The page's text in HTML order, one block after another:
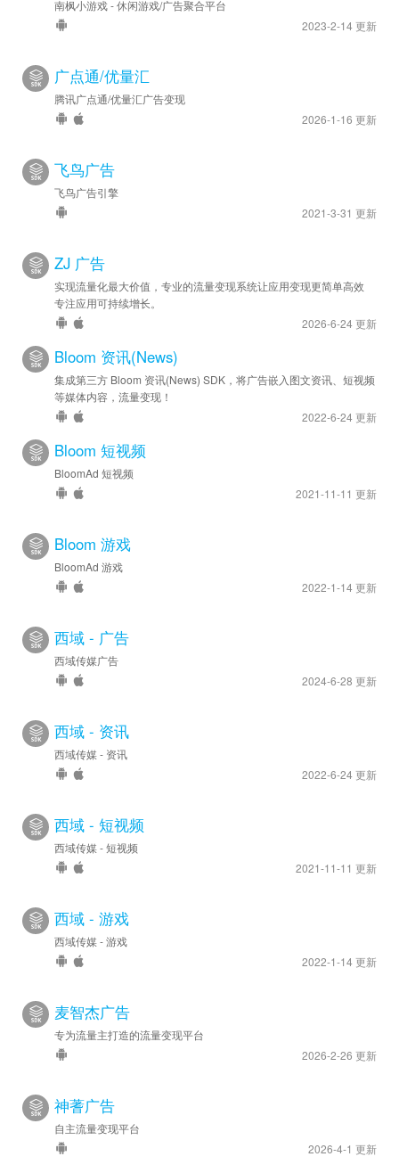
南枫小游戏 - 休闲游戏/广告聚合平台
2023-2-14 更新
广点通/优量汇
腾讯广点通/优量汇广告变现
2026-1-16 更新
飞鸟广告
飞鸟广告引擎
2021-3-31 更新
ZJ 广告
实现流量化最大价值，专业的流量变现系统让应用变现更简单高效
专注应用可持续增长。
2026-6-24 更新
Bloom 资讯(News)
集成第三方 Bloom 资讯(News) SDK，将广告嵌入图文资讯、短视频
等媒体内容，流量变现！
2022-6-24 更新
Bloom 短视频
BloomAd 短视频
2021-11-11 更新
Bloom 游戏
BloomAd 游戏
2022-1-14 更新
西域 - 广告
西域传媒广告
2024-6-28 更新
西域 - 资讯
西域传媒 - 资讯
2022-6-24 更新
西域 - 短视频
西域传媒 - 短视频
2021-11-11 更新
西域 - 游戏
西域传媒 - 游戏
2022-1-14 更新
麦智杰广告
专为流量主打造的流量变现平台
2026-2-26 更新
神蓍广告
自主流量变现平台
2026-4-1 更新